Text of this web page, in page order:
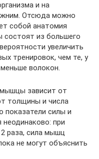
и на
Отсюда можно
собой анатомия
состоят из большего
увеличить
тренировок, чем те, у
волокон.
зависит от
толщины и числа
показатели силы и
при
раза, сила мышц
не могут объяснить